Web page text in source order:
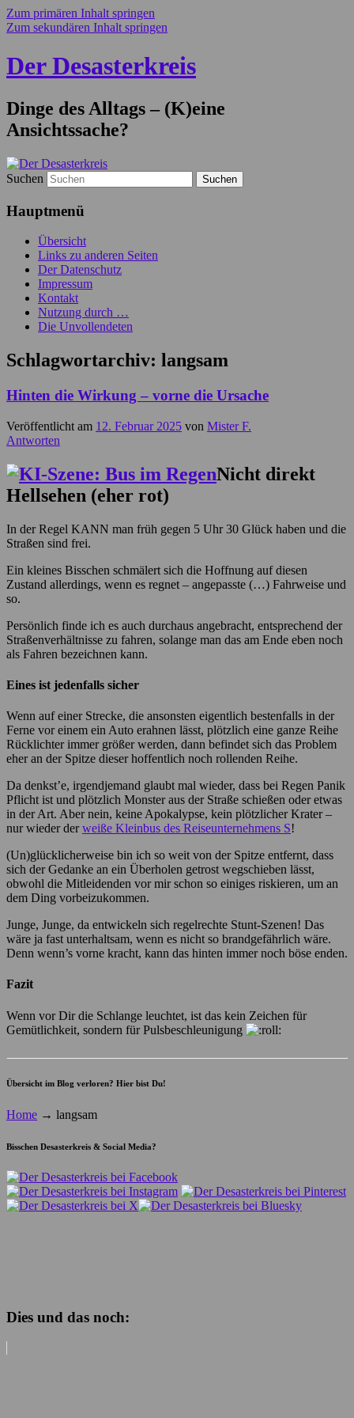
Zum primären Inhalt springen
Zum sekundären Inhalt springen
Der Desasterkreis
Dinge des Alltags – (K)eine
Ansichtssache?
Suchen
Hauptmenü
Übersicht
Links zu anderen Seiten
Der Datenschutz
Impressum
Kontakt
Nutzung durch …
Die Unvollendeten
Schlagwortarchiv: langsam
Hinten die Wirkung – vorne die Ursache
Veröffentlicht am 12. Februar 2025 von Mister F.
Antworten
Nicht direkt
Hellsehen (eher rot)
In der Regel KANN man früh gegen 5 Uhr 30 Glück haben und die
Straßen sind frei.
Ein kleines Bisschen schmälert sich die Hoffnung auf diesen
Zustand allerdings, wenn es regnet – angepasste (…) Fahrweise und
so.
Persönlich finde ich es auch durchaus angebracht, entsprechend der
Straßenverhältnisse zu fahren, solange man das am Ende eben noch
als Fahren bezeichnen kann.
Eines ist jedenfalls sicher
Wenn auf einer Strecke, die ansonsten eigentlich bestenfalls in der
Ferne vor einem ein Auto erahnen lässt, plötzlich eine ganze Reihe
Rücklichter immer größer werden, dann befindet sich das Problem
eher an der Spitze dieser hoffentlich noch rollenden Reihe.
Da denkst’e, irgendjemand glaubt mal wieder, dass bei Regen Panik
Pflicht ist und plötzlich Monster aus der Straße schießen oder etwas
in der Art. Aber nein, keine Apokalypse, kein plötzlicher Krater –
nur wieder derweiße Kleinbus des Reiseunternehmens S!
(Un)glücklicherweise bin ich so weit von der Spitze entfernt, dass
sich der Gedanke an ein Überholen getrost wegschieben lässt,
obwohl die Mitleidenden vor mir schon so einiges riskieren, um an
dem Ding vorbeizukommen.
Junge, Junge, da entwickeln sich regelrechte Stunt-Szenen! Das
wäre ja fast unterhaltsam, wenn es nicht so brandgefährlich wäre.
Denn wenn’s vorne kracht, kann das hinten immer noch böse enden.
Fazit
Wenn vor Dir die Schlange leuchtet, ist das kein Zeichen für
Gemütlichkeit, sondern für Pulsbeschleunigung
Übersicht im Blog verloren? Hier bist Du!
Home → langsam
Bisschen Desasterkreis & Social Media?
Dies und das noch: